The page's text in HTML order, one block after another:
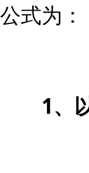
公式为：
1、以